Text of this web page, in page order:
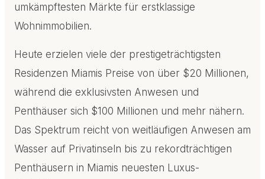
umkämpftesten Märkte für erstklassige
Wohnimmobilien.
Heute erzielen viele der prestigeträchtigsten
Residenzen Miamis Preise von über $20 Millionen,
während die exklusivsten Anwesen und
Penthäuser sich $100 Millionen und mehr nähern.
Das Spektrum reicht von weitläufigen Anwesen am
Wasser auf Privatinseln bis zu rekordträchtigen
Penthäusern in Miamis neuesten Luxus-